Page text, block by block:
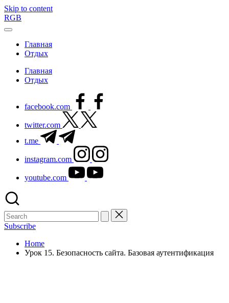
Skip to content
RGB
Главная
Отдых
Главная
Отдых
facebook.com
twitter.com
t.me
instagram.com
youtube.com
Subscribe
Home
Урок 15. Безопасность сайта. Базовая аутентификация